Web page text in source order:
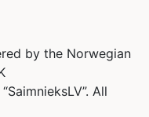
by the Norwegian
All